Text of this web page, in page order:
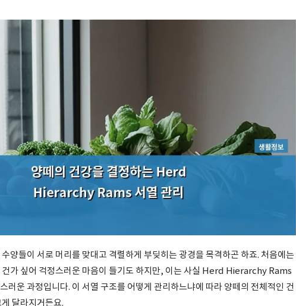
양들이 서로 머리를 맞대고 격렬하게 부딪히는 광경을 목격하곤 하죠. 처음에는
건가 싶어 걱정스러운 마음이 들기도 하지만, 이는 사실 Herd Hierarchy Rams
러운 과정입니다. 이 서열 구조를 어떻게 관리하느냐에 따라 양떼의 전체적인 건
달라지거든요.